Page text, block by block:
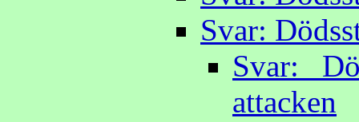
Svar:
Svar:
attacken